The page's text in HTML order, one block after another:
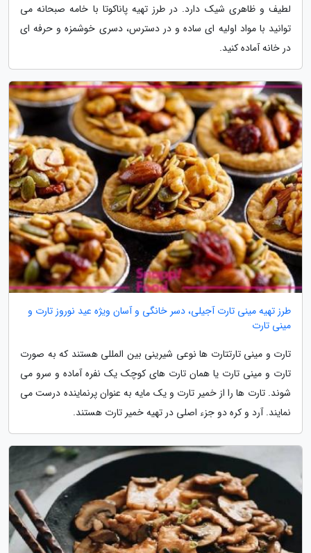
لطیف و ظاهری شیک دارد. در طرز تهیه پاناکوتا با خامه صبحانه می
توانید با مواد اولیه ای ساده و در دسترس، دسری خوشمزه و حرفه ای
در خانه آماده کنید.
طرز تهیه مینی تارت آجیلی، دسر خانگی و آسان ویژه عید نوروز تارت و
مینی تارت
تارت و مینی تارتتارت ها نوعی شیرینی بین المللی هستند که به صورت
تارت و مینی تارت یا همان تارت های کوچک یک نفره آماده و سرو می
شوند. تارت ها را از خمیر تارت و یک مایه به عنوان پرنماینده درست می
نمایند. آرد و کره دو جزء اصلی در تهیه خمیر تارت هستند.